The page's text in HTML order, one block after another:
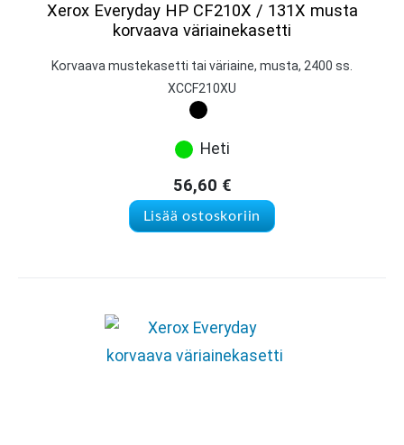
Xerox Everyday HP CF210X / 131X musta
korvaava väriainekasetti
Korvaava mustekasetti tai väriaine, musta, 2400 ss.
XCCF210XU
Heti
56,60 €
Lisää ostoskoriin